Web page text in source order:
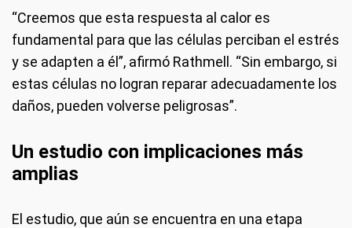
“Creemos que esta respuesta al calor es
fundamental para que las células perciban el estrés
y se adapten a él”, afirmó Rathmell. “Sin embargo, si
estas células no logran reparar adecuadamente los
daños, pueden volverse peligrosas”.
Un estudio con implicaciones más
amplias
El estudio, que aún se encuentra en una etapa